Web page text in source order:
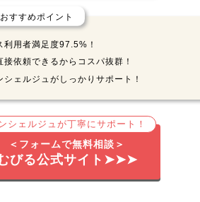
すすめポイント
用者満足度97.5%！
依頼できるからコスパ抜群！
ェルジュがしっかりサポート！
シェルジュが丁寧にサポート！
＜フォームで無料相談＞
びる公式サイト➤➤➤